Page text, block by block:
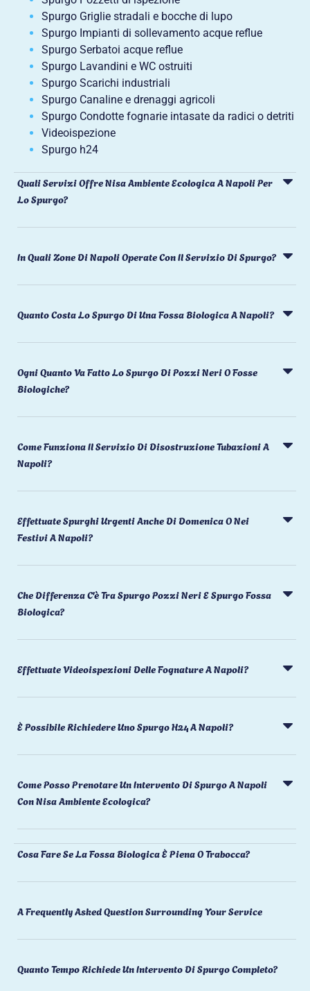
Spurgo Griglie stradali e bocche di lupo
Spurgo Impianti di sollevamento acque reflue
Spurgo Serbatoi acque reflue
Spurgo Lavandini e WC ostruiti
Spurgo Scarichi industriali
Spurgo Canaline e drenaggi agricoli
Spurgo Condotte fognarie intasate da radici o detriti
Videoispezione
Spurgo h24
Quali Servizi Offre Nisa Ambiente Ecologica A Napoli Per
Lo Spurgo?
In Quali Zone Di Napoli Operate Con Il Servizio Di Spurgo?
Quanto Costa Lo Spurgo Di Una Fossa Biologica A Napoli?
Ogni Quanto Va Fatto Lo Spurgo Di Pozzi Neri O Fosse
Biologiche?
Come Funziona Il Servizio Di Disostruzione Tubazioni A
Napoli?
Effettuate Spurghi Urgenti Anche Di Domenica O Nei
Festivi A Napoli?
Che Differenza C'è Tra Spurgo Pozzi Neri E Spurgo Fossa
Biologica?
Effettuate Videoispezioni Delle Fognature A Napoli?
È Possibile Richiedere Uno Spurgo H24 A Napoli?
Come Posso Prenotare Un Intervento Di Spurgo A Napoli
Con Nisa Ambiente Ecologica?
Cosa Fare Se La Fossa Biologica È Piena O Trabocca?
A Frequently Asked Question Surrounding Your Service
Quanto Tempo Richiede Un Intervento Di Spurgo Completo?